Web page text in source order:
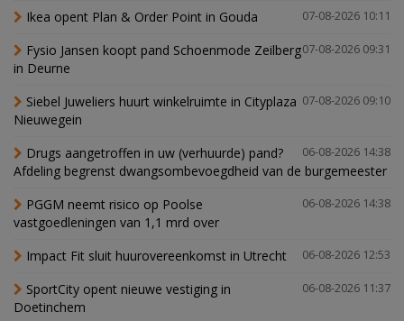
07-08-2026 10:11
Ikea opent Plan & Order Point in Gouda
07-08-2026 09:31
Fysio Jansen koopt pand Schoenmode Zeilberg
in Deurne
07-08-2026 09:10
Siebel Juweliers huurt winkelruimte in Cityplaza
Nieuwegein
06-08-2026 14:38
Drugs aangetroffen in uw (verhuurde) pand?
Afdeling begrenst dwangsombevoegdheid van de burgemeester
06-08-2026 14:38
PGGM neemt risico op Poolse
vastgoedleningen van 1,1 mrd over
06-08-2026 12:53
Impact Fit sluit huurovereenkomst in Utrecht
06-08-2026 11:37
SportCity opent nieuwe vestiging in
Doetinchem